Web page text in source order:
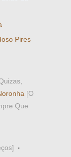
Pires
[O
Que
·